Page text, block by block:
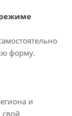
форму.
и
свой